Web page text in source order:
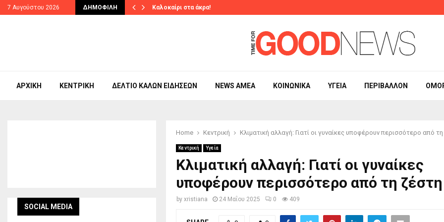
7 Αυγούστου 2026 ΔΗΜΟΦΙΛΉ
το πρωτοποριακό… Καλοκαίρι στα άκρα!
ΑΡΧΙΚΉ ΚΕΝΤΡΙΚΉ ΔΕΛΤΊΟ ΚΑΛΏΝ ΕΙΔΉΣΕΩΝ NEWS ΑΜΕΑ ΚΟΙΝΩΝΙΚΆ ΥΓΕΊΑ ΠΕΡΙΒΆΛΛΟΝ
Home Κεντρική Κλιματική αλλαγή: Γιατί οι γυναίκες υποφέρουν περισσότερο από
Κεντρική Υγεία
Κλιματική αλλαγή: Γιατί οι γυναίκες
υποφέρουν περισσότερο από τη ζέστη
by xristiana 24 Μαΐου 2025 0 409
SOCIAL MEDIA